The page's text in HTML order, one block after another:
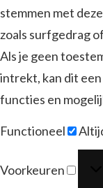
stemmen met
zoals surfgedrag
Als je geen
intrekt, kan dit
functies en
Functioneel
Voorkeuren